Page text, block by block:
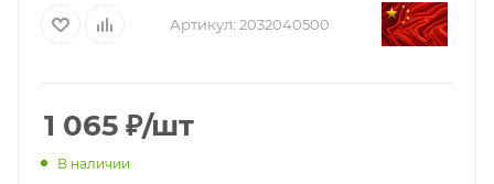
Артикул: 2032040500
1 065 ₽/шт
В наличии